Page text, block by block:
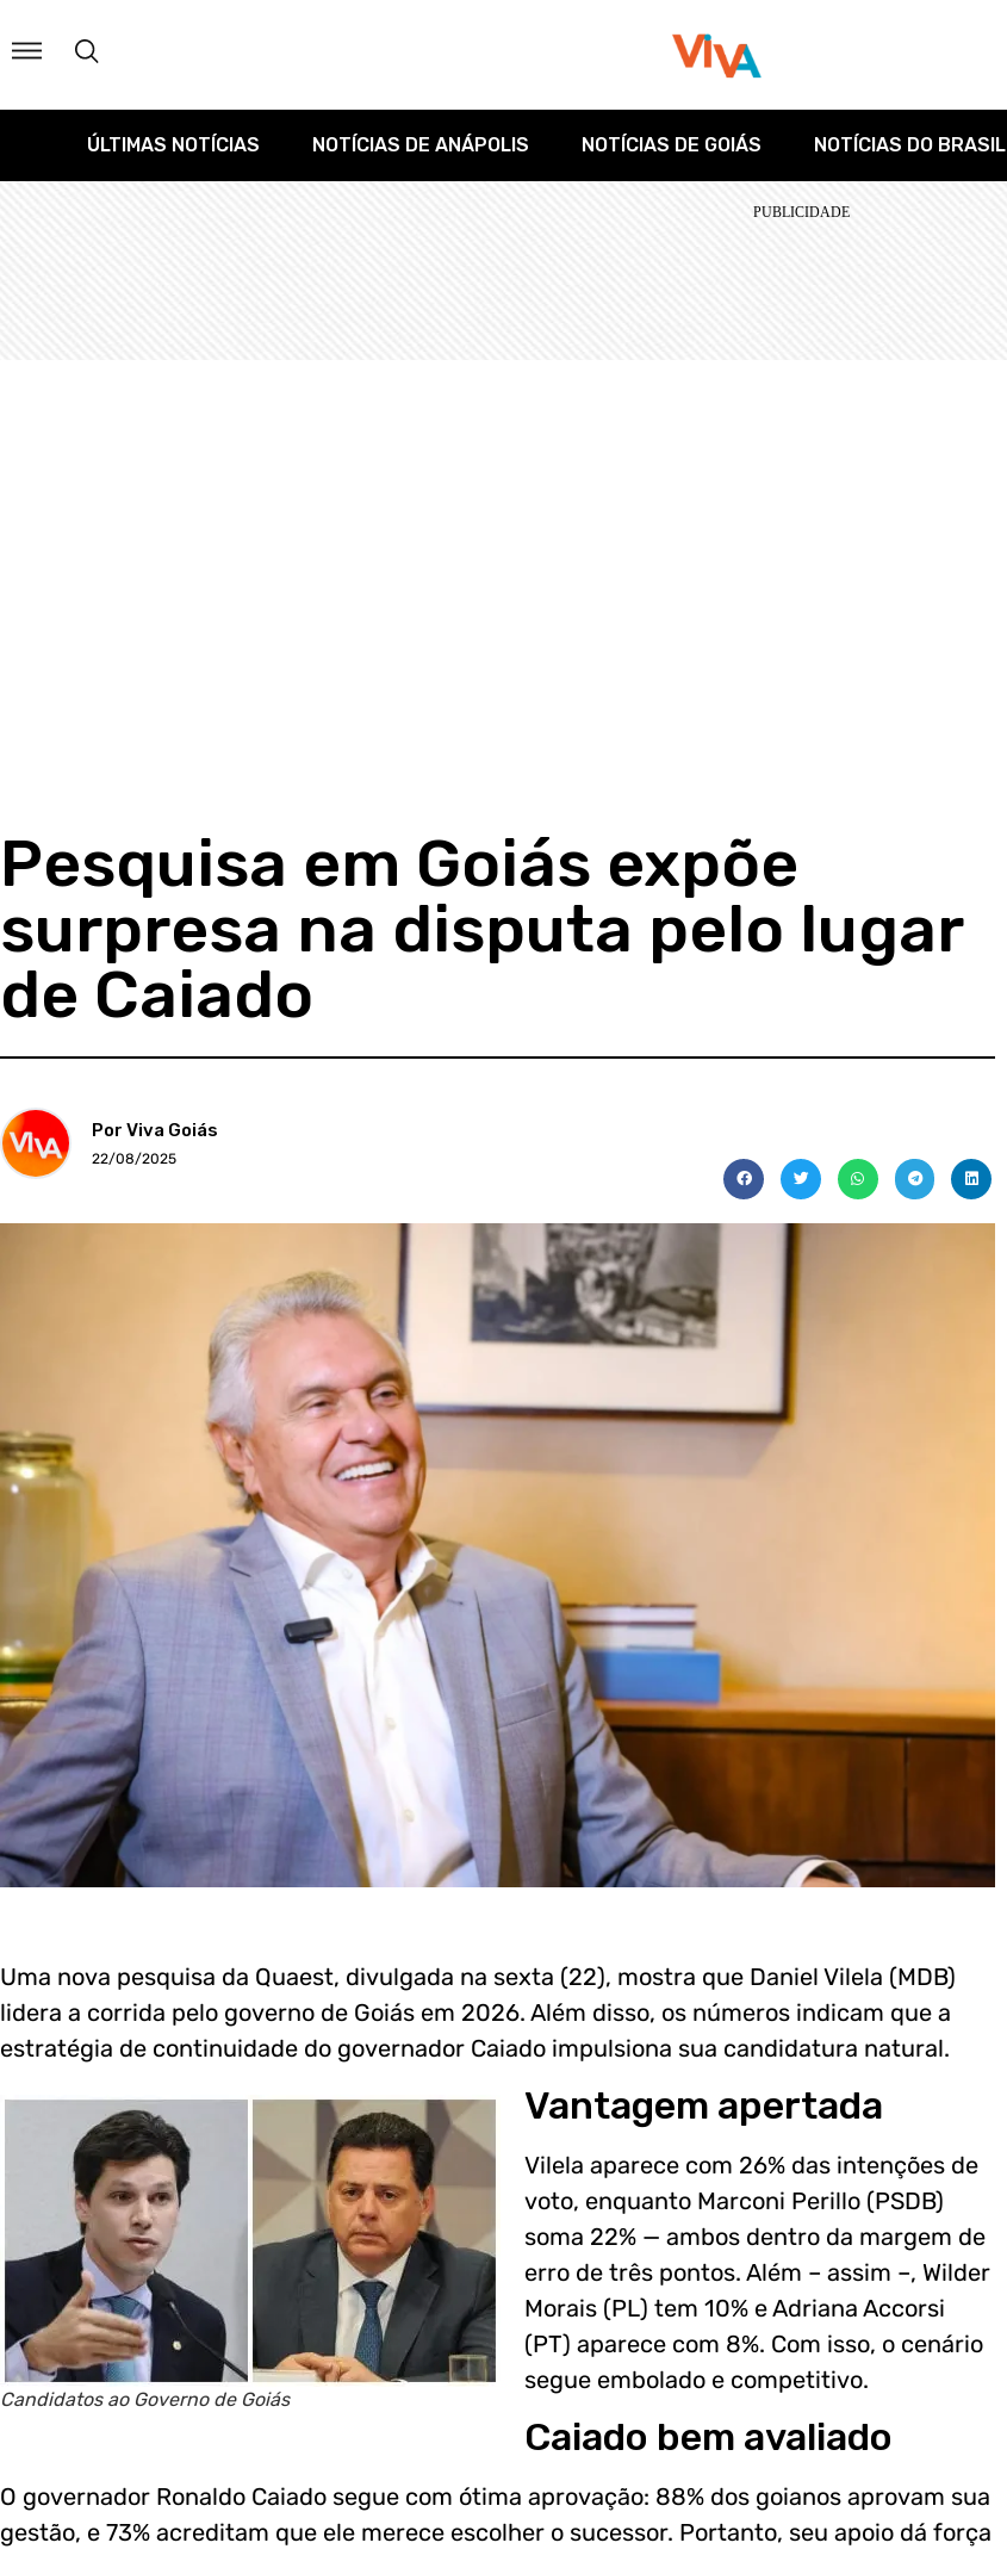
ÚLTIMAS NOTÍCIAS NOTÍCIAS DE ANÁPOLIS NOTÍCIAS DE GOIÁS NOTÍCIAS DO BRASIL
Pesquisa em Goiás expõe
surpresa na disputa pelo lugar
de Caiado
Por Viva Goiás
22/08/2025
Uma nova pesquisa da Quaest, divulgada na sexta (22), mostra que Daniel Vilela (MDB)
lidera a corrida pelo governo de Goiás em 2026. Além disso, os números indicam que a
estratégia de continuidade do governador Caiado impulsiona sua candidatura natural.
Candidatos ao Governo de Goiás
Vantagem apertada
Vilela aparece com 26% das intenções de
voto, enquanto Marconi Perillo (PSDB)
soma 22% — ambos dentro da margem de
erro de três pontos. Além – assim –, Wilder
Morais (PL) tem 10% e Adriana Accorsi
(PT) aparece com 8%. Com isso, o cenário
segue embolado e competitivo.
Caiado bem avaliado
O governador Ronaldo Caiado segue com ótima aprovação: 88% dos goianos aprovam sua
gestão, e 73% acreditam que ele merece escolher o sucessor. Portanto, seu apoio dá força